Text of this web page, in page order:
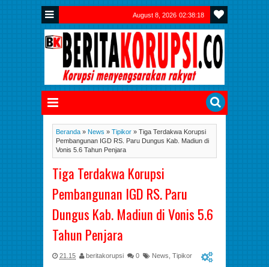
August 8, 2026 02:38:19
Beranda » News » Tipikor » Tiga Terdakwa Korupsi
Pembangunan IGD RS. Paru Dungus Kab. Madiun di
Vonis 5.6 Tahun Penjara
Tiga Terdakwa Korupsi
Pembangunan IGD RS. Paru
Dungus Kab. Madiun di Vonis 5.6
Tahun Penjara
21.15 beritakorupsi 0 News Tipikor